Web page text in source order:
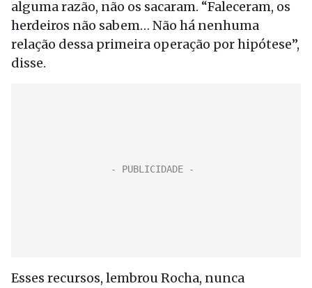
alguma razão, não os sacaram. “Faleceram, os
herdeiros não sabem… Não há nenhuma
relação dessa primeira operação por hipótese”,
disse.
Esses recursos, lembrou Rocha, nunca